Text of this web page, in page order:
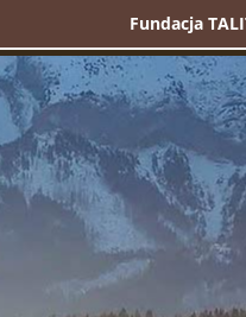
Fundacja